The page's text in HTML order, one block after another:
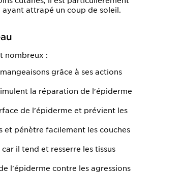
ayant attrapé un coup de soleil.
nombreux :
grâce à ses actions
la réparation de l'épiderme
de l'épiderme et prévient les
pénètre facilement les couches
il tend et resserre les tissus
l'épiderme contre les agressions